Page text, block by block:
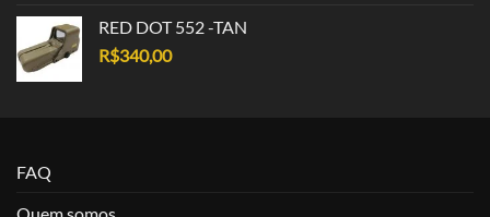
RED DOT 552 -TAN
R$340,00
FAQ